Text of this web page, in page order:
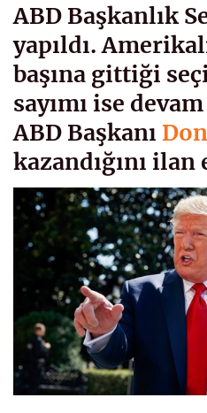
ABD Başkanlık
yapıldı.
başına gittiği
sayımı ise
ABD Başkanı
kazandığını ilan